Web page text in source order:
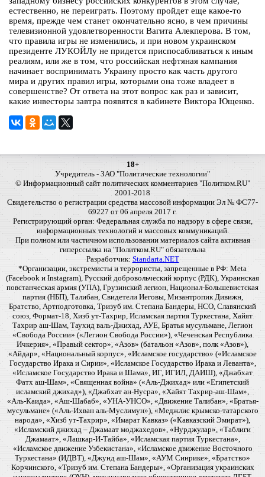
естественно, не переиграть. Поэтому пройдет еще какое-то
время, прежде чем станет окончательно ясно, в чем причины
телевизионной удовлетворенности Вагита Алекперова. В том,
что правила игры не изменились, и при новом украинском
президенте ЛУКОЙЛу не придется приспосабливаться к иным
реалиям, или же в том, что российская нефтяная кампания
начинает воспринимать Украину просто как часть другого
мира и других правил игры, которыми она тоже владеет в
совершенстве? От ответа на этот вопрос как раз и зависит,
какие инвесторы завтра появятся в кабинете Виктора Ющенко.
18+
Учредитель - ЗАО "Политические технологии"
© Информационный сайт политических комментариев "Политком.RU"
2001-2018
Свидетельство о регистрации средства массовой информации Эл № ФС77-
69227 от 06 апреля 2017 г.
Регистрирующий орган: Федеральная служба по надзору в сфере связи,
информационных технологий и массовых коммуникаций.
При полном или частичном использовании материалов сайта активная
гиперссылка на "Политком.RU" обязательна
Разработчик: Standarta.NET
*Организации, экстремисты и террористы, запрещенные в РФ: Meta
(Facebook и Instagram), Русский добровольческий корпус (РДК), Украинская
повстанческая армия (УПА), Грузинский легион, Национал-Большевистская
партия (НБП), Талибан, Свидетели Иеговы, Мизантропик Дивижн,
Братство, Артподготовка, Тризуб им. Степана Бандеры, НСО, Славянский
союз, Формат-18, Хизб ут-Тахрир, Исламская партия Туркестана, Хайят
Тахрир аш-Шам, Таухид валь-Джихад, АУЕ, Братья мусульмане, Легион
«Свобода России» («Легион Свобода России»), «Чеченская Республика
Ичкерия», «Правый сектор», «Азов» (батальон «Азов», полк «Азов»),
«Айдар», «Национальный корпус», «Исламское государство» («Исламское
Государство Ирака и Сирии», «Исламское Государство Ирака и Леванта»,
«Исламское Государство Ирака и Шама», ИГ, ИГИЛ, ДАИШ), «Джабхат
Фатх аш-Шам», «Священная война» («Аль-Джихад» или «Египетский
исламский джихад»), «Джабхат ан-Нусра», «Хайят Тахрир-аш-Шам»,
«Аль-Каида», «Аш-Шабаб», «УНА-УНСО», «Движение Талибан», «Братья-
мусульмане» («Аль-Ихван аль-Муслимун»), «Меджлис крымско-татарского
народа», «Хизб ут-Тахрир», «Имарат Кавказ» («Кавказский Эмират»),
«Исламский джихад – Джамаат моджахедов», «Нурджулар», «Таблиги
Джамаат», «Лашкар-И-Тайба», «Исламская партия Туркестана»,
«Исламское движение Узбекистана», «Исламское движение Восточного
Туркестана» (ИДВТ), «Джунд аш-Шам», «АУМ Синрике», «Братство»
Корчинского, «Тризуб им. Степана Бандеры», «Организация украинских